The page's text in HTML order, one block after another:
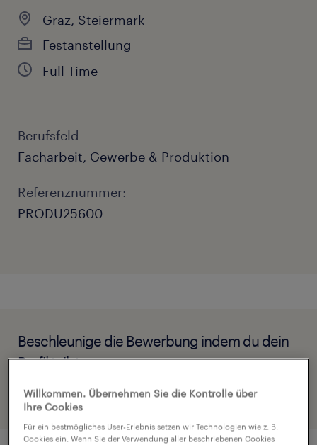
Graz, Steiermark
Festanstellung
Full-Time
Berufsfeld
Facharbeit, Gewerbe & Produktion
Referenznummer:
PRODU25600
Beschleunige die Bewerbung indem du dein
Profil teilst
Willkommen. Übernehmen Sie die Kontrolle über
Ihre Cookies
Für ein bestmögliches User-Erlebnis setzen wir Technologien wie z. B.
Cookies ein. Wenn Sie der Verwendung aller beschriebenen Cookies